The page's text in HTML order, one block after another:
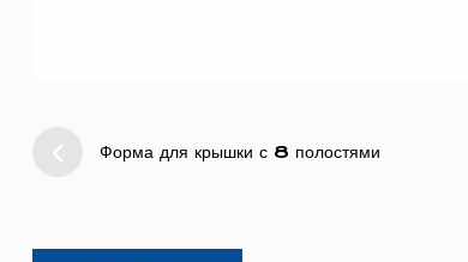
Форма для крышки с 8 полостями